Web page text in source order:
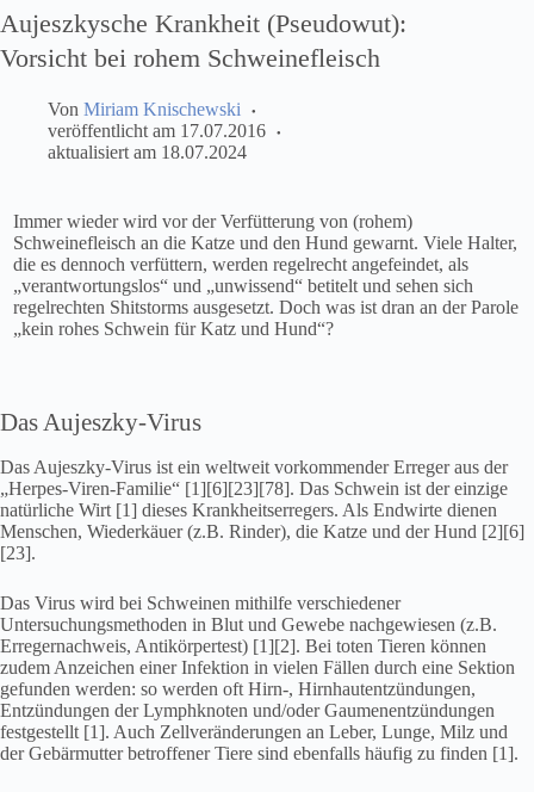
Aujeszkysche Krankheit (Pseudowut):
Vorsicht bei rohem Schweinefleisch
Von Miriam Knischewski
veröffentlicht am 17.07.2016
aktualisiert am 18.07.2024
Immer wieder wird vor der Verfütterung von (rohem)
Schweinefleisch an die Katze und den Hund gewarnt. Viele Halter,
die es dennoch verfüttern, werden regelrecht angefeindet, als
„verantwortungslos“ und „unwissend“ betitelt und sehen sich
regelrechten Shitstorms ausgesetzt. Doch was ist dran an der Parole
„kein rohes Schwein für Katz und Hund“?
Das Aujeszky-Virus
Das Aujeszky-Virus ist ein weltweit vorkommender Erreger aus der
„Herpes-Viren-Familie“ [1][6][23][78]. Das Schwein ist der einzige
natürliche Wirt [1] dieses Krankheitserregers. Als Endwirte dienen
Menschen, Wiederkäuer (z.B. Rinder), die Katze und der Hund [2][6]
[23].
Das Virus wird bei Schweinen mithilfe verschiedener
Untersuchungsmethoden in Blut und Gewebe nachgewiesen (z.B.
Erregernachweis, Antikörpertest) [1][2]. Bei toten Tieren können
zudem Anzeichen einer Infektion in vielen Fällen durch eine Sektion
gefunden werden: so werden oft Hirn-, Hirnhautentzündungen,
Entzündungen der Lymphknoten und/oder Gaumenentzündungen
festgestellt [1]. Auch Zellveränderungen an Leber, Lunge, Milz und
der Gebärmutter betroffener Tiere sind ebenfalls häufig zu finden [1].